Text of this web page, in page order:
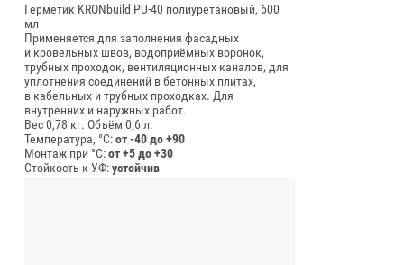
Герметик KRONbuild PU-40 полиуретановый, 600
мл
Применяется для заполнения фасадных
и кровельных швов, водоприёмных воронок,
трубных проходок, вентиляционных каналов, для
уплотнения соединений в бетонных плитах,
в кабельных и трубных проходках. Для
внутренних и наружных работ.
Вес 0,78 кг. Объём 0,6 л.
Температура, °C:от -40 до +90
Монтаж при °C:от +5 до +30
Стойкость к УФ:устойчив